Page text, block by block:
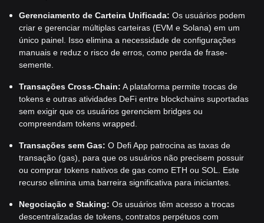
Gerenciamento de Carteira Unificada: Os usuários podem
criar e gerenciar múltiplas carteiras (EVM e Solana) em um
único painel. Isso elimina a necessidade de configurações
manuais e reduz o risco de erros, como perda de frase-
semente.
Transações Cross-Chain: A plataforma permite trocas de
tokens e outras atividades DeFi entre blockchains suportadas
sem exigir que os usuários gerenciem bridges ou
compreendam tokens wrapped.
Transações sem Gas: O Defi App patrocina as taxas de
transação (gas), para que os usuários não precisem possuir
ou comprar tokens nativos de gas como ETH ou SOL. Este
recurso elimina uma barreira significativa para iniciantes.
Negociação e Staking: Os usuários têm acesso a trocas
descentralizadas de tokens, contratos perpétuos com